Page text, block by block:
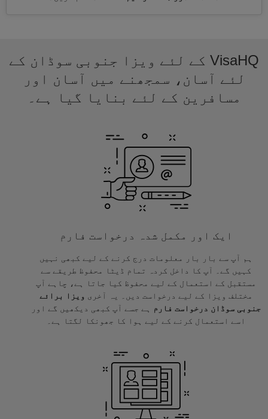
VisaHQ کے لئے ویزا جنوبی سوڈان کے
لئے آسان، سمجھنے میں آسان اور
مسافرین کے لئے بنایا گیا ہے۔
ایک اور مکمل شدہ درخواست فارم
ہم آپ سے بار بار معلومات درج کرنے کے لیے کبھی نہیں
کہیں گے۔ آپ کا داخل کردہ تمام ڈیٹا محفوظ طریقے سے
مستقبل کے استعمال کے لیے محفوظ کیا جاتا ہے، چاہے آپ
مختلف ویزا کے لیے درخواست دیں۔ یہ آخری ویزا برائے
جنوبی سوڈان درخواست فارم
ہے جسے آپ کبھی دیکھیں گے اور
اسے استعمال کرنے کے لیے ہوا کا جھونکا لگتا ہے۔